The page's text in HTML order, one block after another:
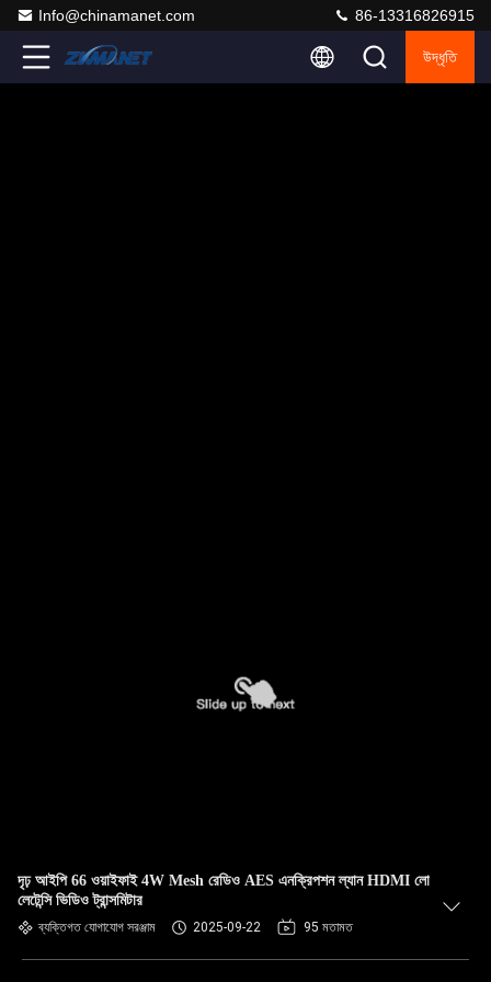
Info@chinamanet.com 86-13316826915
উদ্ধৃতি
দৃঢ় আইপি 66 ওয়াইফাই 4W Mesh রেডিও AES এনক্রিপশন ল্যান HDMI লো
লেটেন্সি ভিডিও ট্রান্সমিটার
ব্যক্তিগত যোগাযোগ সরঞ্জাম 2025-09-22 95 মতামত